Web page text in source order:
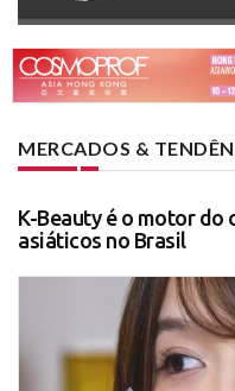
MERCADOS &
K-Beauty é o motor
asiáticos no Brasil